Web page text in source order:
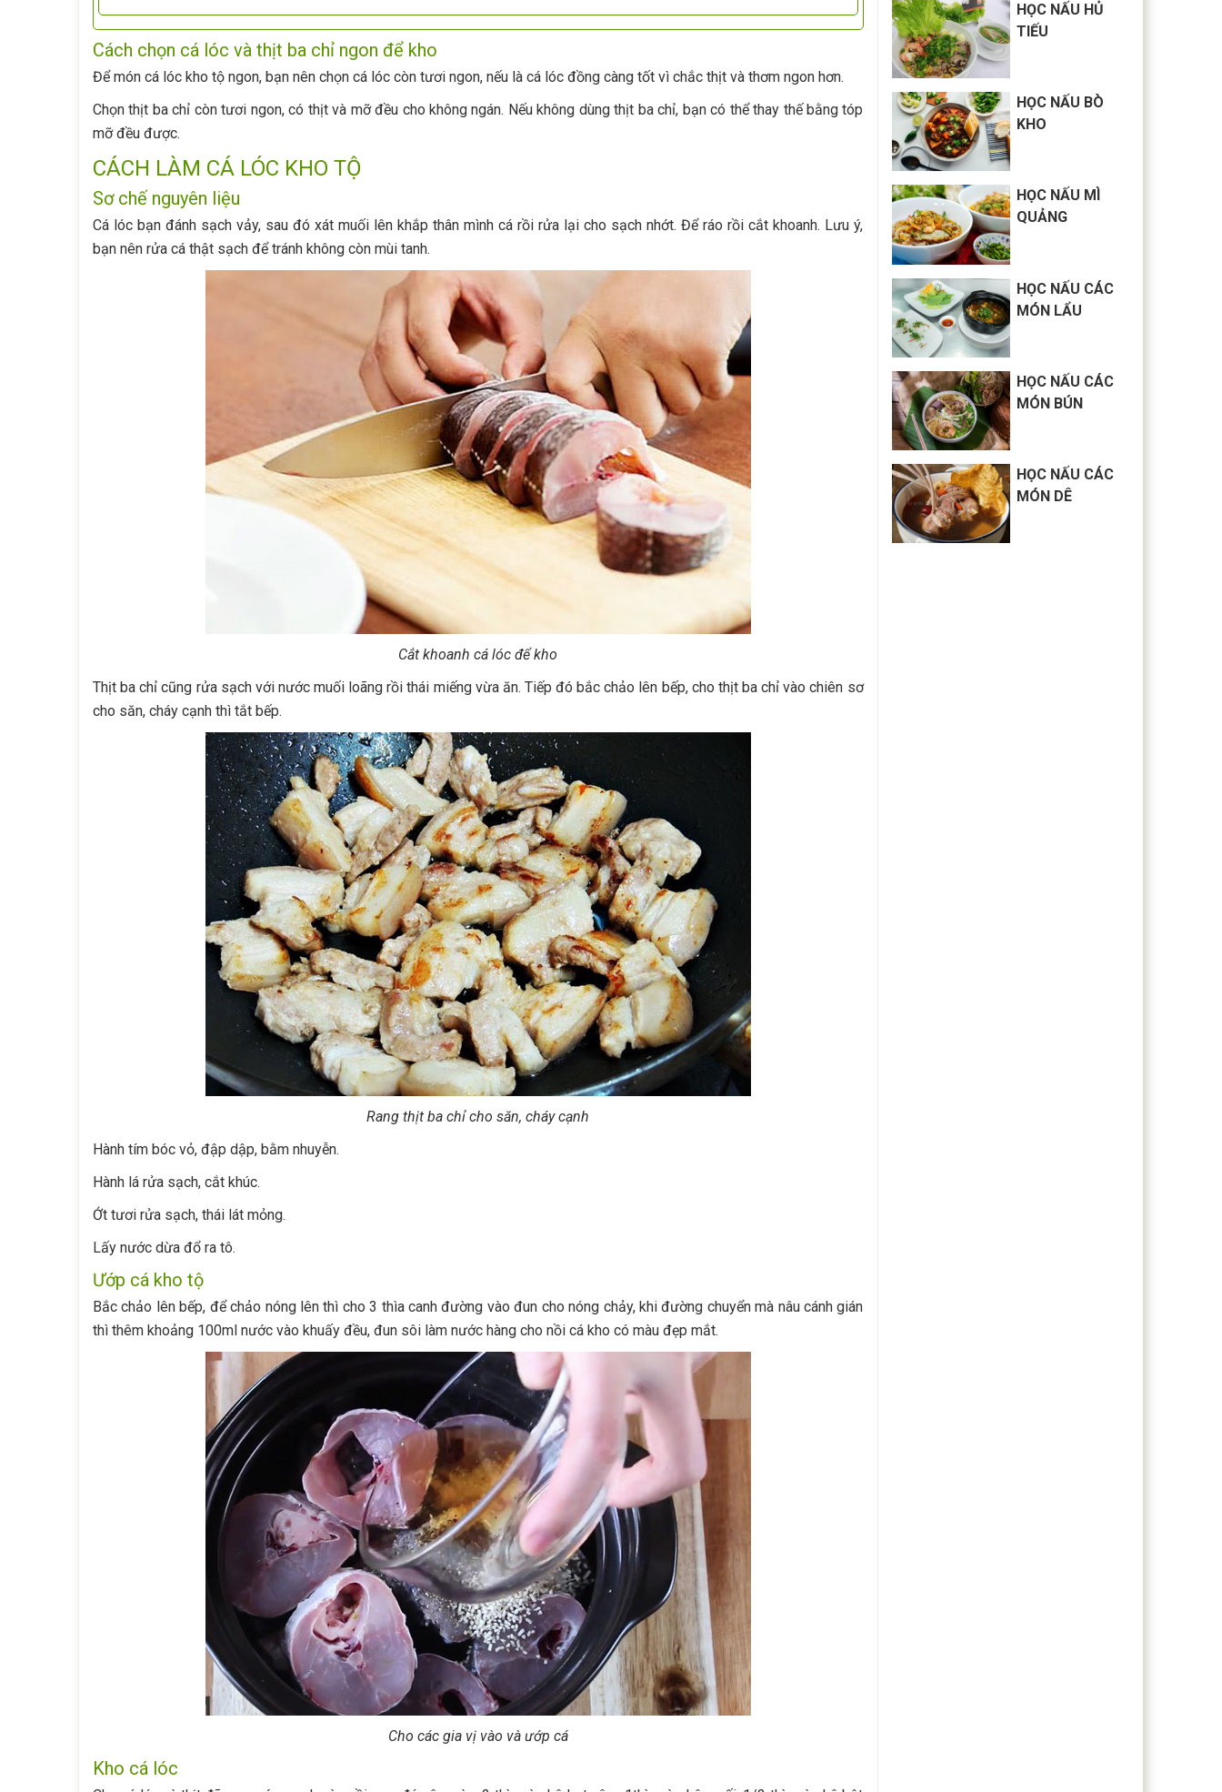
Cách chọn cá lóc và thịt ba chỉ ngon để kho
Để món cá lóc kho tộ ngon, bạn nên chọn cá lóc còn tươi ngon, nếu là cá lóc đồng càng tốt vì chắc thịt và thơm ngon hơn.
Chọn thịt ba chỉ còn tươi ngon, có thịt và mỡ đều cho không ngán. Nếu không dùng thịt ba chỉ, bạn có thể thay thế bằng tóp
mỡ đều được.
CÁCH LÀM CÁ LÓC KHO TỘ
Sơ chế nguyên liệu
Cá lóc bạn đánh sạch vảy, sau đó xát muối lên khắp thân mình cá rồi rửa lại cho sạch nhớt. Để ráo rồi cắt khoanh. Lưu ý,
bạn nên rửa cá thật sạch để tránh không còn mùi tanh.
Cắt khoanh cá lóc để kho
Thịt ba chỉ cũng rửa sạch với nước muối loãng rồi thái miếng vừa ăn. Tiếp đó bắc chảo lên bếp, cho thịt ba chỉ vào chiên sơ
cho săn, cháy cạnh thì tắt bếp.
Rang thịt ba chỉ cho săn, cháy cạnh
Hành tím bóc vỏ, đập dập, bằm nhuyễn.
Hành lá rửa sạch, cắt khúc.
Ớt tươi rửa sạch, thái lát mỏng.
Lấy nước dừa đổ ra tô.
Ướp cá kho tộ
Bắc chảo lên bếp, để chảo nóng lên thì cho 3 thìa canh đường vào đun cho nóng chảy, khi đường chuyển mà nâu cánh gián
thì thêm khoảng 100ml nước vào khuấy đều, đun sôi làm nước hàng cho nồi cá kho có màu đẹp mắt.
Cho các gia vị vào và ướp cá
Kho cá lóc
HỌC NẤU HỦ
TIẾU
HỌC NẤU BÒ
KHO
HỌC NẤU MÌ
QUẢNG
HỌC NẤU CÁC
MÓN LẨU
HỌC NẤU CÁC
MÓN BÚN
HỌC NẤU CÁC
MÓN DÊ